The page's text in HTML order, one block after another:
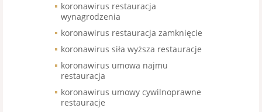
koronawirus restauracja
wynagrodzenia
koronawirus restauracja zamknięcie
koronawirus siła wyższa restauracje
koronawirus umowa najmu
restauracja
koronawirus umowy cywilnoprawne
restauracje